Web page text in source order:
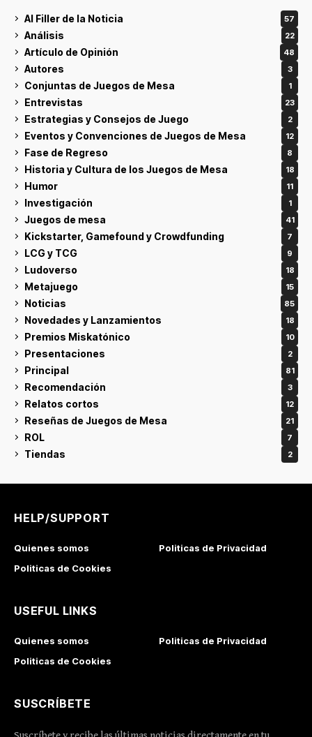
Al Filler de la Noticia 57
Análisis 22
Artículo de Opinión 48
Autores 3
Conjuntas de Juegos de Mesa 1
Entrevistas 23
Estrategias y Consejos de Juego 2
Eventos y Convenciones de Juegos de Mesa 12
Fase de Regreso 8
Historia y Cultura de los Juegos de Mesa 18
Humor 11
Investigación 1
Juegos de mesa 41
Kickstarter, Gamefound y Crowdfunding 7
LCG y TCG 9
Ludoverso 18
Metajuego 15
Noticias 85
Novedades y Lanzamientos 18
Premios Miskatónico 10
Presentaciones 2
Principal 81
Recomendación 3
Relatos cortos 12
Reseñas de Juegos de Mesa 21
ROL 7
Tiendas 2
HELP/SUPPORT
Quienes somos
Politicas de Privacidad
Politicas de Cookies
USEFUL LINKS
Quienes somos
Politicas de Privacidad
Politicas de Cookies
SUSCRÍBETE